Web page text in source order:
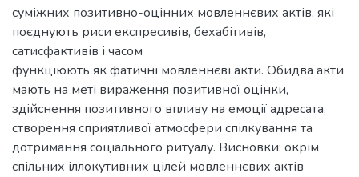
суміжних позитивно-оцінних мовленнєвих актів, які
поєднують риси експресивів, бехабітивів,
сатисфактивів і часом
функціюють як фатичні мовленнєві акти. Обидва акти
мають на меті вираження позитивної оцінки,
здійснення позитивного впливу на емоції адресата,
створення сприятливої атмосфери спілкування та
дотримання соціального ритуалу. Висновки: окрім
спільних іллокутивних цілей мовленнєвих актів